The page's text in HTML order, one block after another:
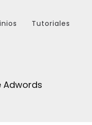
Tutoriales
Adwords